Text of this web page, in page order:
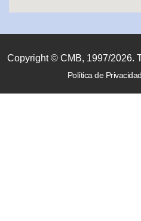
Copyright © CMB, 1997/2026.
Política de